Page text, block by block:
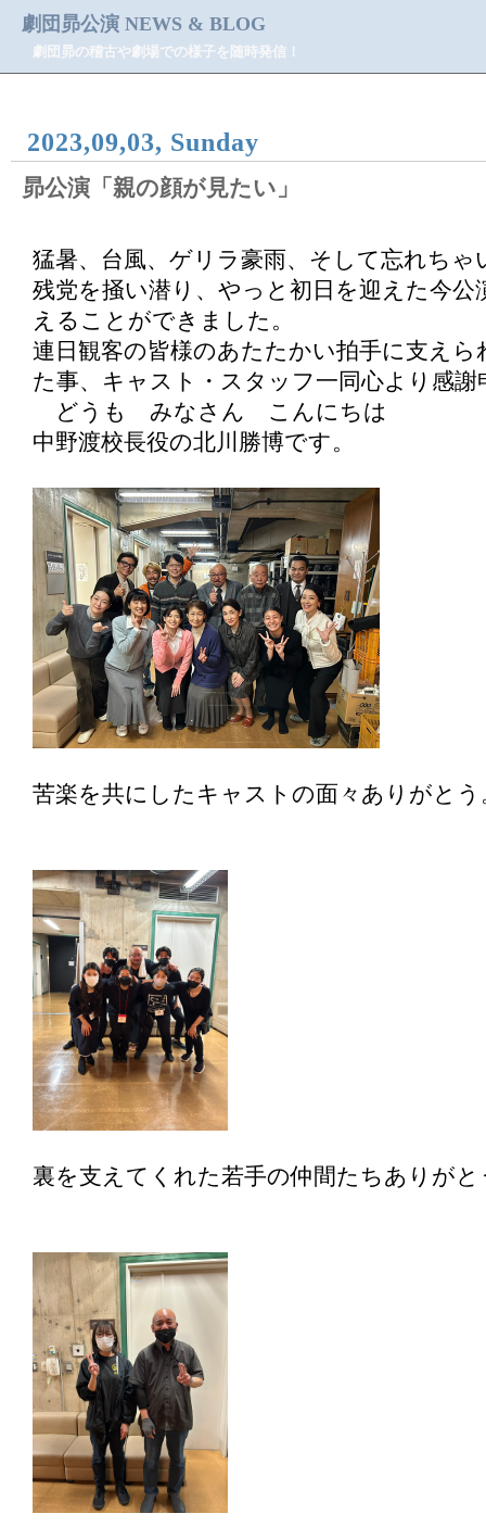
劇団昴公演 NEWS & BLOG
劇団昴の稽古や劇場での様子を随時発信！
2023,09,03, Sunday
昴公演「親の顔が見たい」
猛暑、台風、ゲリラ豪雨、そして忘れち
残党を掻い潜り、やっと初日を迎えた今公
えることができました。
連日観客の皆様のあたたかい拍手に支えら
た事、キャスト・スタッフ一同心より感謝
どうも みなさん こんにちは
中野渡校長役の北川勝博です。
苦楽を共にしたキャストの面々ありがとう
裏を支えてくれた若手の仲間たちありがと